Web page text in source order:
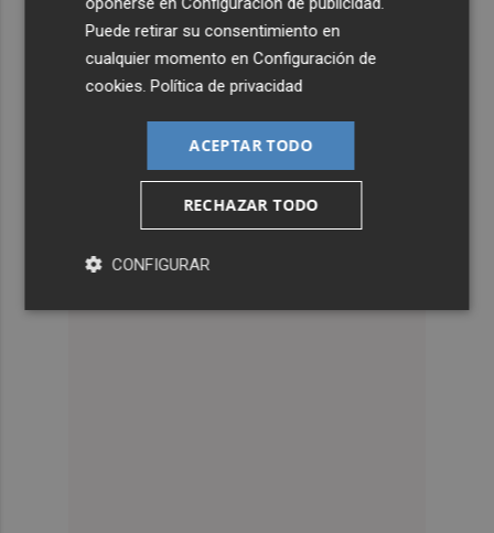
Puede retirar su consentimiento en
cualquier momento enConfiguración de
cookies.Política de privacidad
ACEPTAR TODO
RECHAZAR TODO
CONFIGURAR